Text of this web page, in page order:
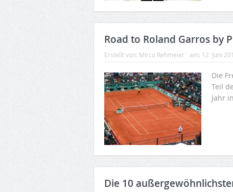
Road to Roland Garros by
Erstellt von: Mirco Rehmeier am: 12. Juni
Die
Teil
Jahr
Die 10